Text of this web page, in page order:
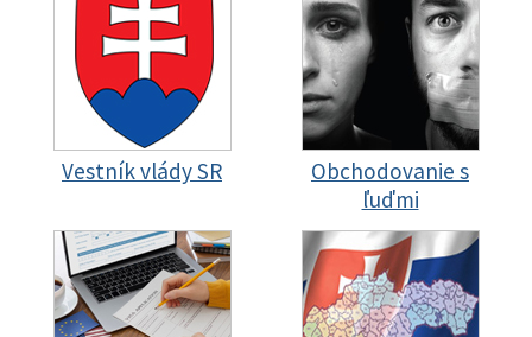
Vestník vlády SR
Obchodovanie s
ľuďmi